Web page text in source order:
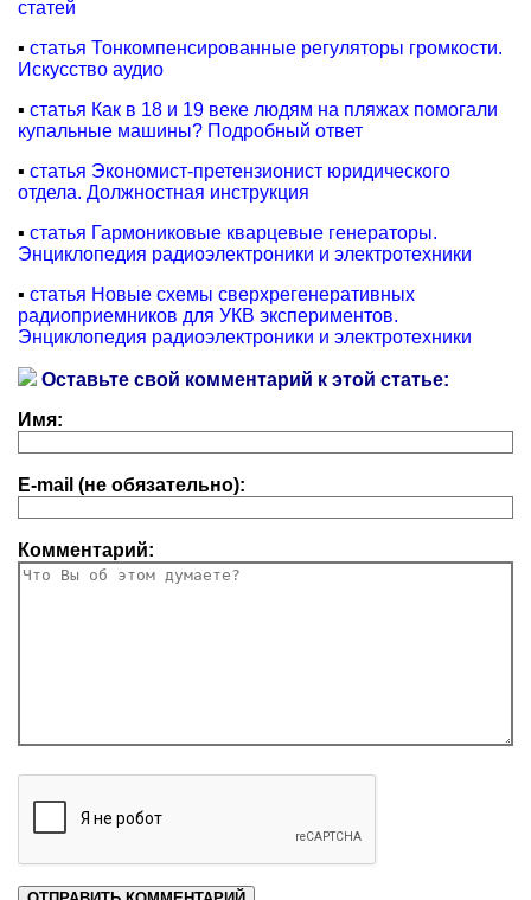
статей
▪ статья Тонкомпенсированные регуляторы громкости.
Искусство аудио
▪ статья Как в 18 и 19 веке людям на пляжах помогали
купальные машины? Подробный ответ
▪ статья Экономист-претензионист юридического
отдела. Должностная инструкция
▪ статья Гармониковые кварцевые генераторы.
Энциклопедия радиоэлектроники и электротехники
▪ статья Новые схемы сверхрегенеративных
радиоприемников для УКВ экспериментов.
Энциклопедия радиоэлектроники и электротехники
Оставьте свой комментарий к этой статье:
Имя:
E-mail (не обязательно):
Комментарий: